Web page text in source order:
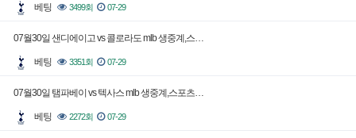
베팅 3499회 07-29
07월30일 샌디에이고 vs 콜로라도 mlb 생중계,스…
베팅 3351회 07-29
07월30일 탬파베이 vs 텍사스 mlb 생중계,스포츠…
베팅 2272회 07-29